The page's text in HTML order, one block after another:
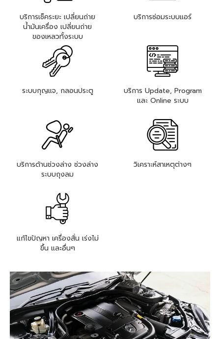
บริการเช็คระยะ เปลี่ยนถ่าย
น้ำมันเครื่อง เปลี่ยนถ่าย
ของเหลวทั้งระบบ
บริการซ่อมระบบแอร์
ระบบกุญแจ, กลอนประตู
บริการ Update, Program
และ Online ระบบ
บริการด้านช่วงล่าง ช่วงล่าง
ระบบถุงลม
วิเคราะห์สาเหตุต่างๆ
แก้ไขปัญหา เครื่องสั่น เร่งไม่
ขึ้น และอื่นๆ